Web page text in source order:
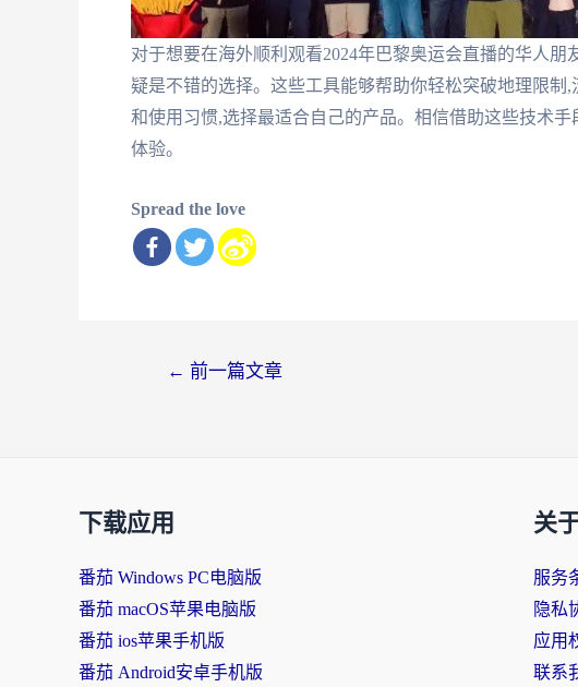
对于想要在海外顺利观看2024年巴黎奥运会直播的华人
疑是不错的选择。这些工具能够帮助你轻松突破地理限制
和使用习惯,选择最适合自己的产品。相信借助这些技术
体验。
Spread the love
← 前一篇文章
下载应用
番茄 Windows PC电脑版
番茄 macOS苹果电脑版
番茄 ios苹果手机版
番茄 Android安卓手机版
关
服务
隐私
应用
联系